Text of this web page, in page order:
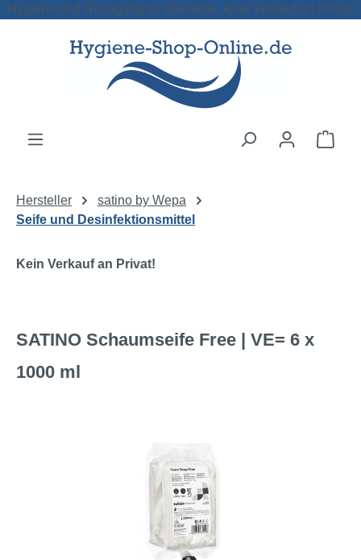
Zum Hauptinhalt springen
Hygiene und Reinigung für Gewerbe. Kein Verkauf an Privat!
Hersteller
satino by Wepa
Seife und Desinfektionsmittel
Kein Verkauf an Privat!
SATINO Schaumseife Free | VE= 6 x
1000 ml